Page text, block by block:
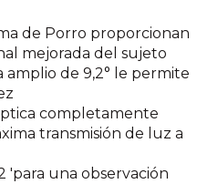
de Porro proporcionan
mejorada del sujeto
amplio de 9,2° le permite
completamente
transmisión de luz a
'para una observación